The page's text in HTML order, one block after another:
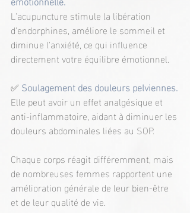
L'acupuncture stimule la libération
d'endorphines, améliore le sommeil et
diminue l'anxiété, ce qui influence
directement votre équilibre émotionnel.
✅ Soulagement des douleurs pelviennes.
Elle peut avoir un effet analgésique et
anti-inflammatoire, aidant à diminuer les
douleurs abdominales liées au SOP.
Chaque corps réagit différemment, mais
de nombreuses femmes rapportent une
amélioration générale de leur bien-être
et de leur qualité de vie.